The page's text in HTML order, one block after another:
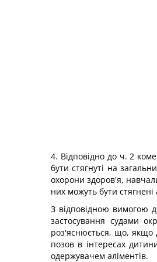
4. Відповідно до ч. 2
бути стягнуті на
охорони здоров'я,
них можуть бути
З відповідною вимогою
застосування судами
роз'яснюється, що, якщо
позов в інтересах
одержувачем аліментів.